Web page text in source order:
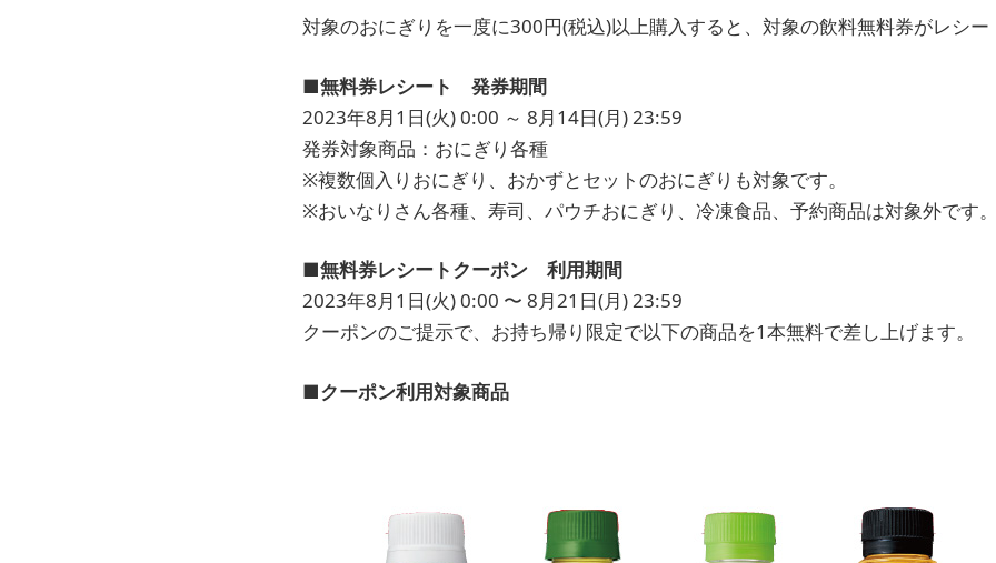
対象のおにぎりを一度に300円(税込)以上購入すると、対象の飲料無料券がレシ
■無料券レシート 発券期間
2023年8月1日(火) 0:00 ～ 8月14日(月) 23:59
発券対象商品：おにぎり各種
※複数個入りおにぎり、おかずとセットのおにぎりも対象です。
※おいなりさん各種、寿司、パウチおにぎり、冷凍食品、予約商品は対象外です
■無料券レシートクーポン 利用期間
2023年8月1日(火) 0:00 〜 8月21日(月) 23:59
クーポンのご提示で、お持ち帰り限定で以下の商品を1本無料で差し上げます。
■クーポン利用対象商品